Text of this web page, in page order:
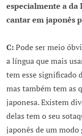
especialmente a da
cantar em japonês
C:Pode ser meio
a língua que mais
tem esse significado
mas também tem as
japonesa. Existem
delas tem o seu
japonês de um